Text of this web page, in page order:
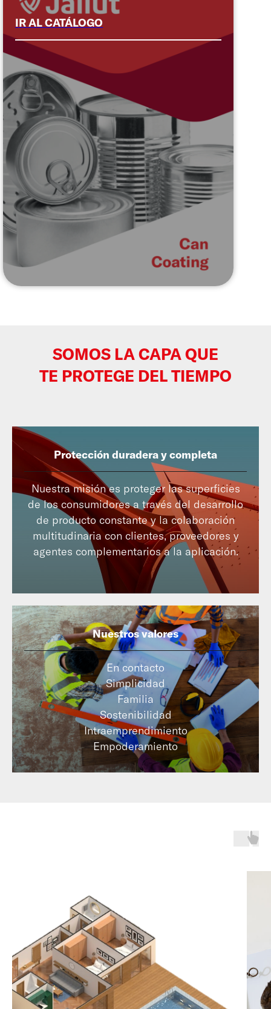
IR AL CATÁLOGO
SOMOS LA CAPA QUE
TE PROTEGE DEL TIEMPO
Protección duradera y completa
Nuestra misión es proteger las superficies
de los consumidores a través del desarrollo
de producto constante y la colaboración
multitudinaria con clientes, proveedores y
agentes complementarios a la aplicación.
Nuestros valores
En contacto
Simplicidad
Familia
Sostenibilidad
Intraemprendimiento
Empoderamiento